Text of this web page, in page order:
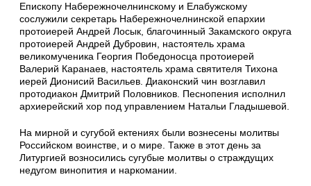
Епископу Набережночелнинскому и Елабужскому
сослужили секретарь Набережночелнинской епархии
протоиерей Андрей Лосык, благочинный Закамского округа
протоиерей Андрей Дубровин, настоятель храма
великомученика Георгия Победоносца протоиерей
Валерий Каранаев, настоятель храма святителя Тихона
иерей Дионисий Васильев. Диаконский чин возглавил
протодиакон Дмитрий Половников. Песнопения исполнил
архиерейский хор под управлением Натальи Гладышевой.
На мирной и сугубой ектениях были вознесены молитвы
Российском воинстве, и о мире. Также в этот день за
Литургией возносились сугубые молитвы о страждущих
недугом винопития и наркомании.